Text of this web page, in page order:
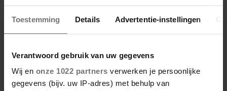
Toestemming Details Advertentie-instellingen
Verantwoord gebruik van uw gegevens
Wij en onze 1022 partners verwerken je persoonlijke
gegevens (bijv. uw IP-adres) met behulp van